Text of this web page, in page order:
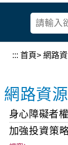
內
署
::: 首頁> 網路
網路資源
身心障礙者
加強投資策